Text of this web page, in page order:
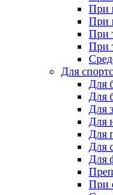
При
При
При
При
Для
Для
Для
Для
Для
Для
Для
Для
При